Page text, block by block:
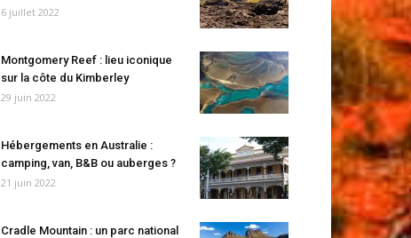
6 juillet 2022
Montgomery Reef : lieu iconique
sur la côte du Kimberley
29 juin 2022
Hébergements en Australie :
camping, van, B&B ou auberges ?
21 juin 2022
Cradle Mountain : un parc national